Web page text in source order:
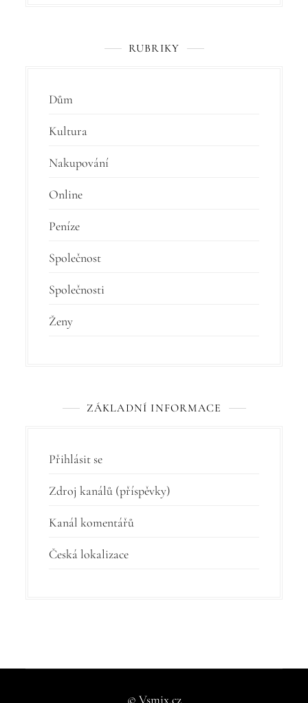
RUBRIKY
Dům
Kultura
Nakupování
Online
Peníze
Společnost
Společnosti
Ženy
ZÁKLADNÍ INFORMACE
Přihlásit se
Zdroj kanálů (příspěvky)
Kanál komentářů
Česká lokalizace
© Vsmix.cz